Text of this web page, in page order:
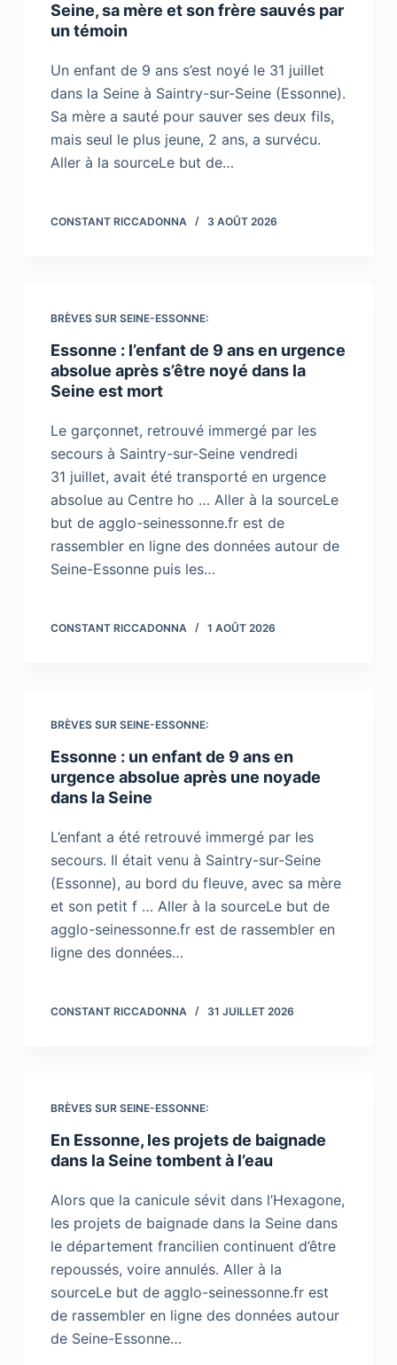
Seine, sa mère et son frère sauvés par
un témoin
Un enfant de 9 ans s’est noyé le 31 juillet
dans la Seine à Saintry-sur-Seine (Essonne).
Sa mère a sauté pour sauver ses deux fils,
mais seul le plus jeune, 2 ans, a survécu.
Aller à la sourceLe but de…
CONSTANT RICCADONNA 3 AOÛT 2026
BRÈVES SUR SEINE-ESSONNE:
Essonne : l’enfant de 9 ans en urgence
absolue après s’être noyé dans la
Seine est mort
Le garçonnet, retrouvé immergé par les
secours à Saintry-sur-Seine vendredi
31 juillet, avait été transporté en urgence
absolue au Centre ho … Aller à la sourceLe
but de agglo-seinessonne.fr est de
rassembler en ligne des données autour de
Seine-Essonne puis les…
CONSTANT RICCADONNA 1 AOÛT 2026
BRÈVES SUR SEINE-ESSONNE:
Essonne : un enfant de 9 ans en
urgence absolue après une noyade
dans la Seine
L’enfant a été retrouvé immergé par les
secours. Il était venu à Saintry-sur-Seine
(Essonne), au bord du fleuve, avec sa mère
et son petit f … Aller à la sourceLe but de
agglo-seinessonne.fr est de rassembler en
ligne des données…
CONSTANT RICCADONNA 31 JUILLET 2026
BRÈVES SUR SEINE-ESSONNE:
En Essonne, les projets de baignade
dans la Seine tombent à l’eau
Alors que la canicule sévit dans l’Hexagone,
les projets de baignade dans la Seine dans
le département francilien continuent d’être
repoussés, voire annulés. Aller à la
sourceLe but de agglo-seinessonne.fr est
de rassembler en ligne des données autour
de Seine-Essonne…